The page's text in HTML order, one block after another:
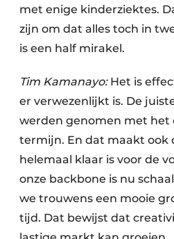
met enige kinderziektes.
zijn om dat alles toch in
is een half mirakel.
Tim Kamanayo:Het is
er verwezenlijkt is. De
werden genomen met het
termijn. En dat maakt ook
helemaal klaar is voor de
onze backbone is nu
we trouwens een mooie
tijd. Dat bewijst dat